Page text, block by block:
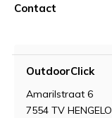
Contact
OutdoorClick
Amarilstraat 6
7554 TV HENGELO